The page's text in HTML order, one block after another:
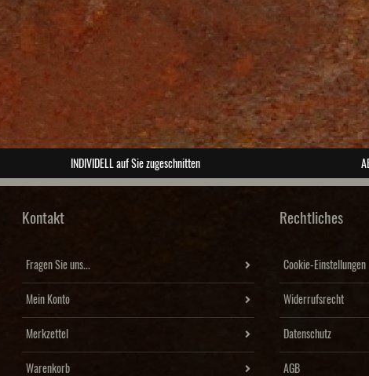
INDIVIDELL auf Sie zugeschnitten
Kontakt
Fragen Sie uns...
Mein Konto
Merkzettel
Warenkorb
Rechtliches
Cookie-Einstellungen
Widerrufsrecht
Datenschutz
AGB